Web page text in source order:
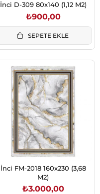
İnci D-309 80x140 (1,12 M2)
₺900,00
SEPETE EKLE
İnci FM-2018 160x230 (3,68
M2)
₺3.000,00